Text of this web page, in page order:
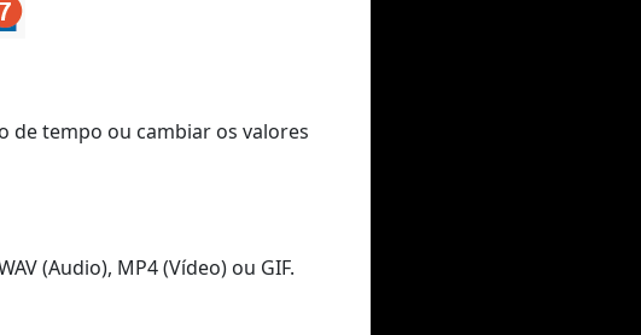
tempo ou cambiar os valores
(Audio), MP4 (Vídeo) ou GIF.